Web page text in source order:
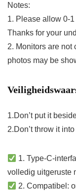
Notes:
1. Please allow 0-
Thanks for your
2. Monitors are not
photos may be
1.Don’t put it
2.Don’t throw it
1. Type-C-
volledig uitgeruste
2. Compatibel: